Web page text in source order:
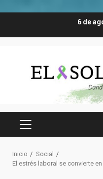
6 de
MENÚ
Inicio
Social
El estrés laboral se convierte